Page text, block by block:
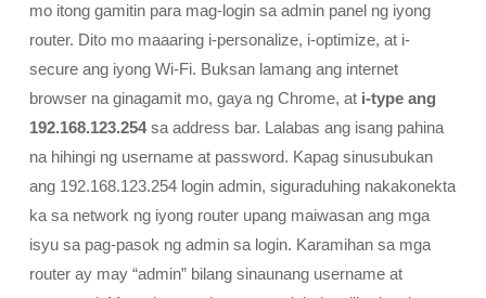
mo itong gamitin para mag-login sa admin panel ng iyong
router. Dito mo maaaring i-personalize, i-optimize, at i-
secure ang iyong Wi-Fi. Buksan lamang ang internet
browser na ginagamit mo, gaya ng Chrome, at i-type ang
192.168.123.254sa address bar. Lalabas ang isang pahina
na hihingi ng username at password. Kapag sinusubukan
ang 192.168.123.254 login admin, siguraduhing nakakonekta
ka sa network ng iyong router upang maiwasan ang mga
isyu sa pag-pasok ng admin sa login. Karamihan sa mga
router ay may “admin” bilang sinaunang username at